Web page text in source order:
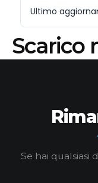
Ultimo
Scarico
Se hai qualsiasi